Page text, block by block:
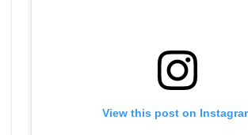
View this post on